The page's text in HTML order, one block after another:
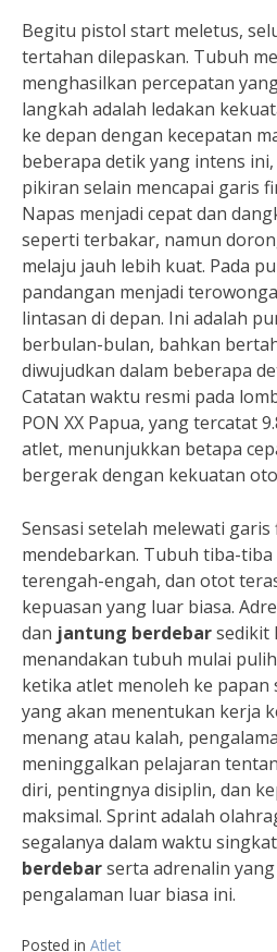
Begitu pistol start meletus,
tertahan dilepaskan. Tubuh
menghasilkan percepatan
langkah adalah ledakan
ke depan dengan kecepatan
beberapa detik yang intens
pikiran selain mencapai garis
Napas menjadi cepat dan
seperti terbakar, namun
melaju jauh lebih kuat. Pada
pandangan menjadi
lintasan di depan. Ini adalah
berbulan-bulan, bahkan
diwujudkan dalam beberapa
Catatan waktu resmi pada
PON XX Papua, yang tercatat
atlet, menunjukkan betapa
bergerak dengan kekuatan
Sensasi setelah melewati
mendebarkan. Tubuh tiba-tiba
terengah-engah, dan otot
kepuasan yang luar biasa.
dan jantung berdebarsedikit
menandakan tubuh mulai
ketika atlet menoleh ke papan
yang akan menentukan kerja
menang atau kalah,
meninggalkan pelajaran
diri, pentingnya disiplin, dan
maksimal. Sprint adalah
segalanya dalam waktu
berdebarserta adrenalin
pengalaman luar biasa ini.
Posted in Atlet